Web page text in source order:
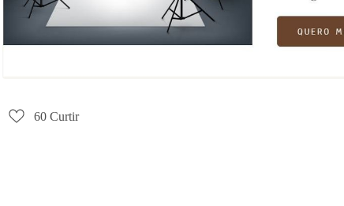
60 Curtir